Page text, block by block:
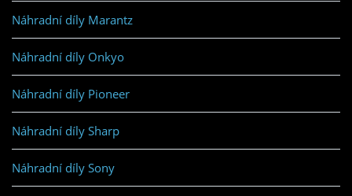
Náhradní díly Marantz
Náhradní díly Onkyo
Náhradní díly Pioneer
Náhradní díly Sharp
Náhradní díly Sony